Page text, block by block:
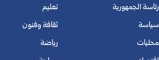
رئاسة الجمهورية
سياسة
محليات
تعليم
ثقافة وفنون
رياضة